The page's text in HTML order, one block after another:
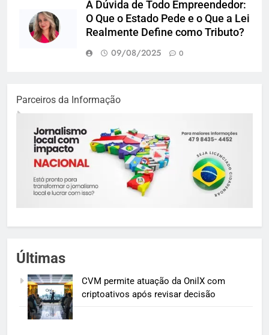
A Dúvida de Todo Empreendedor:
O Que o Estado Pede e o Que a Lei
Realmente Define como Tributo?
09/08/2025
0
Parceiros da Informação
Últimas
CVM permite atuação da OnilX com
criptoativos após revisar decisão